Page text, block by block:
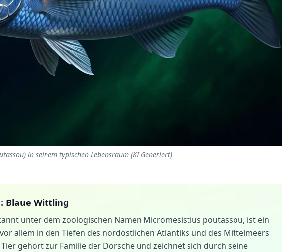
in seinem typischen Lebensraum (KI Generiert)
Blaue Wittling
unter dem zoologischen Namen Micromesistius poutassou, ist ein
allem in den Tiefen des nordöstlichen Atlantiks und des Mittelmeers
gehört zur Familie der Dorsche und zeichnet sich durch seine